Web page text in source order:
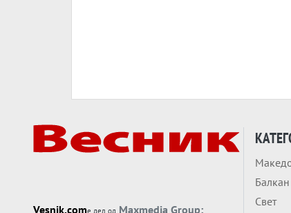
Vesnik.comе дел од Maxmedia Group:
Балкан
Свет